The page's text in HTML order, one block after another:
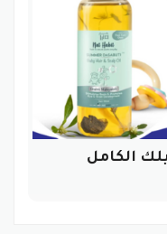
الكامل